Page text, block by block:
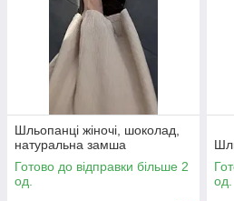
Шльопанці жіночі, шоколад,
натуральна замша
Готово до відправки більше 2
од.
од.